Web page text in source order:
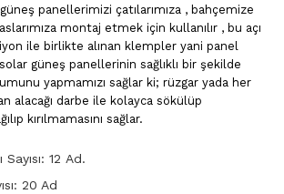
panellerimizi çatılarımıza , bahçemize
montaj etmek için kullanılır , bu açı
ile birlikte alınan klempler yani panel
güneş panellerinin sağlıklı bir şekilde
yapmamızı sağlar ki; rüzgar yada her
alacağı darbe ile kolayca sökülüp
kırılmamasını sağlar.
Sayısı: 12 Ad.
20 Ad